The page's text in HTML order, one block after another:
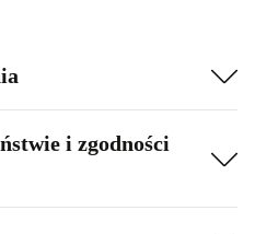
i zgodności